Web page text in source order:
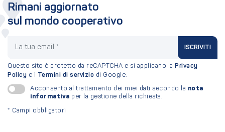
Rimani aggiornato
sul mondo cooperativo
ISCRIVITI
Questo sito è protetto da reCAPTCHA e si applicano la Privacy
Policy e i Termini di servizio di Google.
Acconsento al trattamento dei miei dati secondo la nota
informativa per la gestione della richiesta.
* Campi obbligatori